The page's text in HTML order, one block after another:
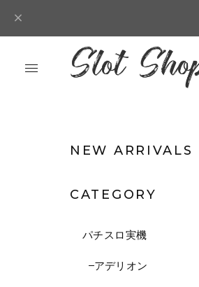
NEW ARRIVALS
CATEGORY
パチスロ実機
アデリオン